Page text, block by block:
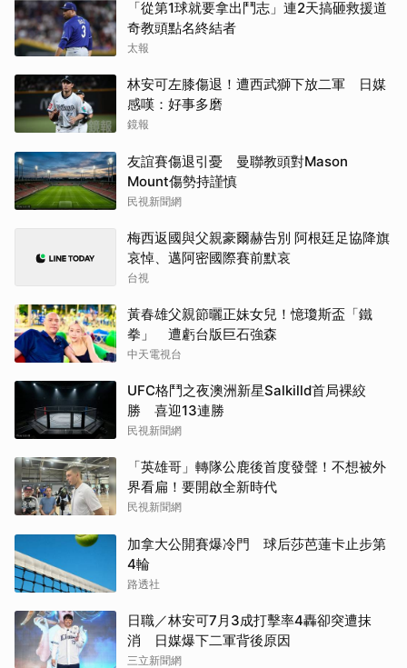
「從第1球就要拿出鬥志」連2天搞砸救援道
奇教頭點名終結者
太報
林安可左膝傷退！遭西武獅下放二軍 日媒
感嘆：好事多磨
鏡報
友誼賽傷退引憂 曼聯教頭對Mason
Mount傷勢持謹慎
民視新聞網
梅西返國與父親豪爾赫告別 阿根廷足協降旗
哀悼、邁阿密國際賽前默哀
台視
黃春雄父親節曬正妹女兒！憶瓊斯盃「鐵
拳」 遭虧台版巨石強森
中天電視台
UFC格鬥之夜澳洲新星Salkilld首局裸絞
勝 喜迎13連勝
民視新聞網
「英雄哥」轉隊公鹿後首度發聲！不想被外
界看扁！要開啟全新時代
民視新聞網
加拿大公開賽爆冷門 球后莎芭蓮卡止步第
4輪
路透社
日職／林安可7月3成打擊率4轟卻突遭抹
消 日媒爆下二軍背後原因
三立新聞網